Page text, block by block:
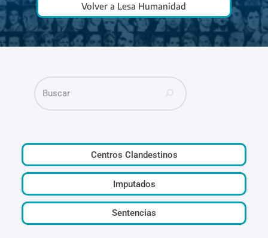
Volver a Lesa Humanidad
Centros Clandestinos
Imputados
Sentencias